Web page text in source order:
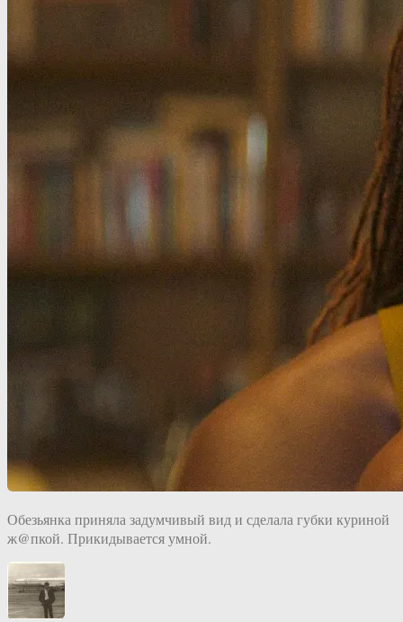
Обезьянка приняла задумчивый вид и сделала губки куриной
ж@пкой. Прикидывается умной.